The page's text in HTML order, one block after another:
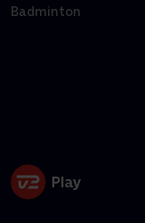
Badminton